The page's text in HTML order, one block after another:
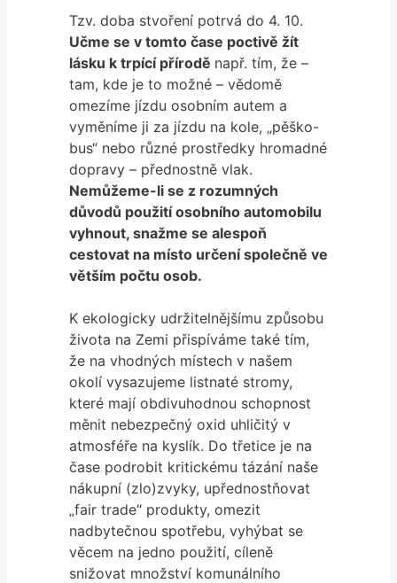
Tzv. doba stvoření potrvá do 4. 10.
Učme se v tomto čase poctivě žít
lásku k trpící přírodě např. tím, že –
tam, kde je to možné – vědomě
omezíme jízdu osobním autem a
vyměníme ji za jízdu na kole, „pěško-
bus“ nebo různé prostředky hromadné
dopravy – přednostně vlak.
Nemůžeme-li se z rozumných
důvodů použití osobního automobilu
vyhnout, snažme se alespoň
cestovat na místo určení společně ve
větším počtu osob.
K ekologicky udržitelnějšímu způsobu
života na Zemi přispíváme také tím,
že na vhodných místech v našem
okolí vysazujeme listnaté stromy,
které mají obdivuhodnou schopnost
měnit nebezpečný oxid uhličitý v
atmosféře na kyslík. Do třetice je na
čase podrobit kritickému tázání naše
nákupní (zlo)zvyky, upřednostňovat
„fair trade“ produkty, omezit
nadbytečnou spotřebu, vyhýbat se
věcem na jedno použití, cíleně
snižovat množství komunálního